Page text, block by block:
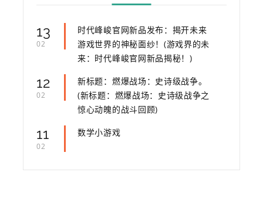
13
02
时代峰峻官网新品发布：揭开未来
游戏世界的神秘面纱！(游戏界的未
来：时代峰峻官网新品揭秘！)
12
02
新标题：燃爆战场：史诗级战争。
(新标题：燃爆战场：史诗级战争之
惊心动魄的战斗回顾)
11
02
数学小游戏